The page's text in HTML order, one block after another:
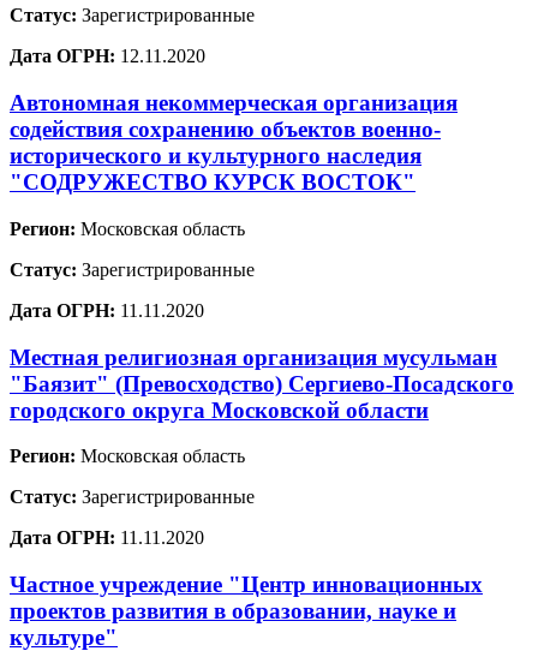
Статус: Зарегистрированные
Дата ОГРН: 12.11.2020
Автономная некоммерческая организация
содействия сохранению объектов военно-
исторического и культурного наследия
"СОДРУЖЕСТВО КУРСК ВОСТОК"
Регион: Московская область
Статус: Зарегистрированные
Дата ОГРН: 11.11.2020
Местная религиозная организация мусульман
"Баязит" (Превосходство) Сергиево-Посадского
городского округа Московской области
Регион: Московская область
Статус: Зарегистрированные
Дата ОГРН: 11.11.2020
Частное учреждение "Центр инновационных
проектов развития в образовании, науке и
культуре"